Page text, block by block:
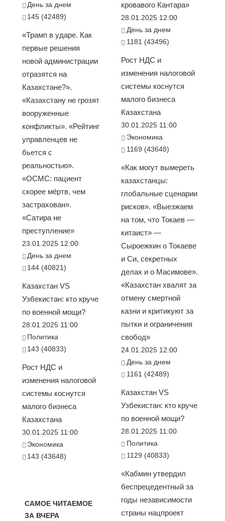
День за днем
145 (42489)
«Трамп в ударе. Как
первые решения
новой администрации
отразятся на
Казахстане?».
«Казахстану не грозят
вооруженные
конфликты». «Рейтинг
управленцев не
бьется с
реальностью».
«ОСМС: пациент
скорее мёртв, чем
застрахован».
«Сатира не
преступление»
23.01.2025 12:00
День за днем
144 (40821)
Казахстан VS
Узбекистан: кто круче
по военной мощи?
28.01.2025 11:00
Политика
143 (40833)
Рост НДС и
изменения налоговой
системы коснутся
малого бизнеса
Казахстана
30.01.2025 11:00
Экономика
143 (43648)
САМОЕ ЧИТАЕМОЕ
ЗА ВЧЕРА
кровавого Кантара»
28.01.2025 12:00
День за днем
1181 (43496)
Рост НДС и
изменения налоговой
системы коснутся
малого бизнеса
Казахстана
30.01.2025 11:00
Экономика
1169 (43648)
«Как могут вымереть
казахстанцы:
глобальные сценарии
рисков». «Выезжаем
на том, что Токаев —
китаист» —
Сыроежкин о Токаеве
и Си, секретных
делах и о Масимове».
«Казахстан хвалят за
отмену смертной
казни и критикуют за
пытки и ограничения
свобод»
24.01.2025 12:00
День за днем
1161 (42489)
Казахстан VS
Узбекистан: кто круче
по военной мощи?
28.01.2025 11:00
Политика
1129 (40833)
«Кабмин утвердил
беспрецедентный за
годы независимости
страны нацпроект